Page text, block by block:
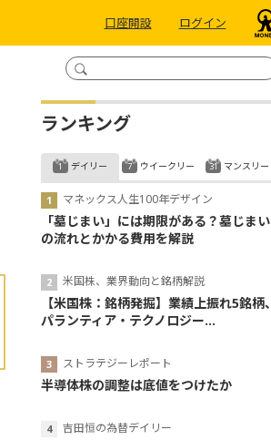
口座開設 ログイン
ランキング
デイリー
マネックス人生100年デザイン
「墓じまい」には期限がある？墓じまい
の流れとかかる費用を解説
米国株、業界動向と銘柄解説
【米国株：銘柄発掘】業績上振れ5銘柄、
パランティア・テクノロジー...
ストラテジーレポート
半導体株の調整は底値をつけたか
吉田恒の為替デイリー
ウイークリー マンスリー